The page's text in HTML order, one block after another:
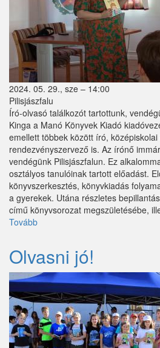
2024. 05. 29., sze – 14:00
Pilisjászfalu
Író-olvasó találkozót tartottunk,
Kinga a Manó Könyvek Kiadó
emellett többek között író,
rendezvényszervező is. Az írónő
vendégünk Pilisjászfalun. Ez
osztályos tanulóinak tartott előadást.
könyvszerkesztés, könyvkiadás
a gyerekek. Utána részletes
című könyvsorozat megszületésébe,
Tovább
Olvasni jó!